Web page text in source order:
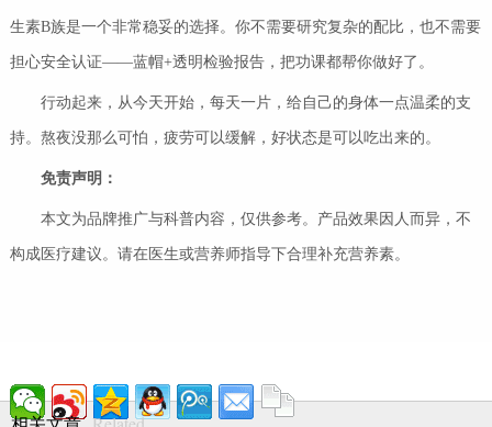
生素B族是一个非常稳妥的选择。你不需要研究复杂的配比，也不需要
担心安全认证——蓝帽+透明检验报告，把功课都帮你做好了。
行动起来，从今天开始，每天一片，给自己的身体一点温柔的支
持。熬夜没那么可怕，疲劳可以缓解，好状态是可以吃出来的。
免责声明：
本文为品牌推广与科普内容，仅供参考。产品效果因人而异，不
构成医疗建议。请在医生或营养师指导下合理补充营养素。